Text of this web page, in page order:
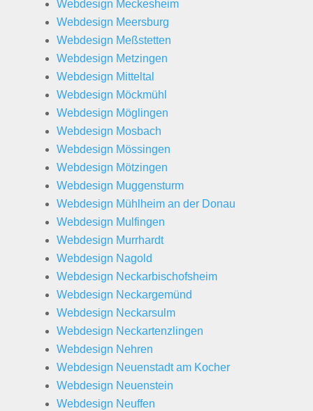
Webdesign Meckesheim
Webdesign Meersburg
Webdesign Meßstetten
Webdesign Metzingen
Webdesign Mitteltal
Webdesign Möckmühl
Webdesign Möglingen
Webdesign Mosbach
Webdesign Mössingen
Webdesign Mötzingen
Webdesign Muggensturm
Webdesign Mühlheim an der Donau
Webdesign Mulfingen
Webdesign Murrhardt
Webdesign Nagold
Webdesign Neckarbischofsheim
Webdesign Neckargemünd
Webdesign Neckarsulm
Webdesign Neckartenzlingen
Webdesign Nehren
Webdesign Neuenstadt am Kocher
Webdesign Neuenstein
Webdesign Neuffen